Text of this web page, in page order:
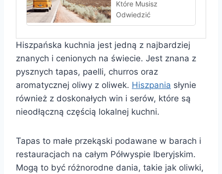
Które Musisz
Odwiedzić
Hiszpańska kuchnia jest jedną z najbardziej
znanych i cenionych na świecie. Jest znana z
pysznych tapas, paelli, churros oraz
aromatycznej oliwy z oliwek. Hiszpania słynie
również z doskonałych win i serów, które są
nieodłączną częścią lokalnej kuchni.
Tapas to małe przekąski podawane w barach i
restauracjach na całym Półwyspie Iberyjskim.
Mogą to być różnorodne dania, takie jak oliwki,